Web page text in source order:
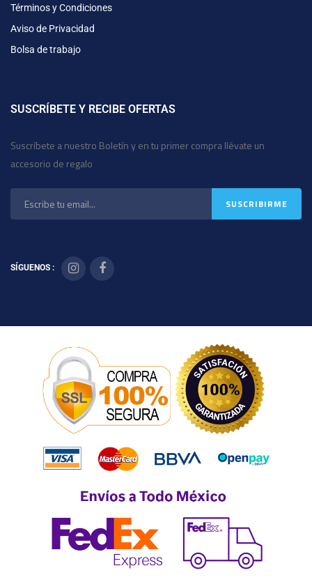
Términos y Condiciones
Aviso de Privacidad
Bolsa de trabajo
SUSCRÍBETE Y RECIBE OFERTAS
Suscríbete a nuestro Boletín y en tu primer compra llévate un
accesorio de regalo
SÍGUENOS :